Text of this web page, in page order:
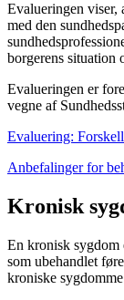
Evalueringen viser,
med den
borgerens situation
Evalueringen er
vegne af
Evaluering:
Anbefalinger for
Kronisk
En kronisk sygdom
som ubehandlet
kroniske